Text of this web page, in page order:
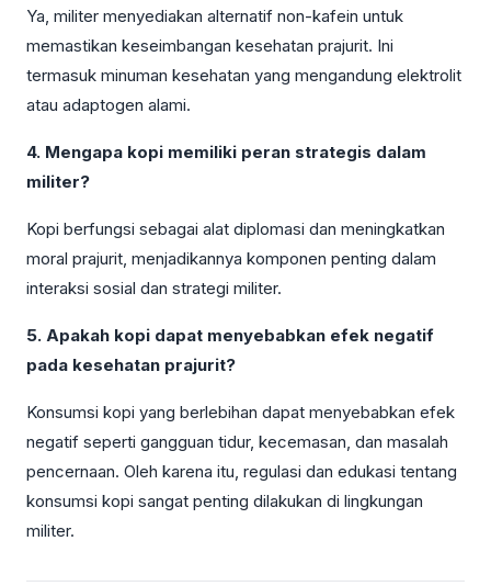
Ya, militer menyediakan alternatif non-kafein untuk
memastikan keseimbangan kesehatan prajurit. Ini
termasuk minuman kesehatan yang mengandung elektrolit
atau adaptogen alami.
4. Mengapa kopi memiliki peran strategis dalam
militer?
Kopi berfungsi sebagai alat diplomasi dan meningkatkan
moral prajurit, menjadikannya komponen penting dalam
interaksi sosial dan strategi militer.
5. Apakah kopi dapat menyebabkan efek negatif
pada kesehatan prajurit?
Konsumsi kopi yang berlebihan dapat menyebabkan efek
negatif seperti gangguan tidur, kecemasan, dan masalah
pencernaan. Oleh karena itu, regulasi dan edukasi tentang
konsumsi kopi sangat penting dilakukan di lingkungan
militer.